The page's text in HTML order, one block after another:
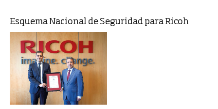
Esquema Nacional de Seguridad para Ricoh